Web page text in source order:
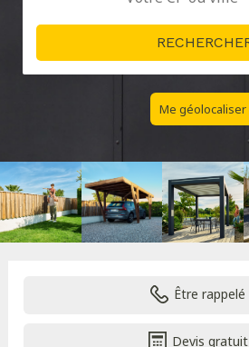
Me géolocaliser
Être rappelé
Devis gratuit